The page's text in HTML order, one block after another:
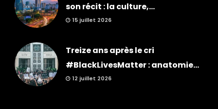
son récit : la culture,...
15 juillet 2026
Treize ans après le cri
#BlackLivesMatter : anatomie...
12 juillet 2026